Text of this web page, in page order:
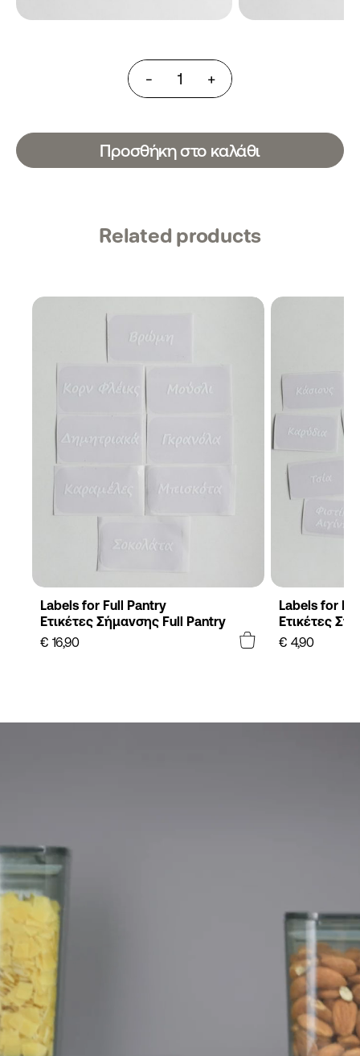
Labels
for
Vegetables
Λαχανικά
ποσότητα
- +
Προσθήκη στο καλάθι
Related products
Labels for Full Pantry
Ετικέτες Σήμανσης Full Pantry
€ 16,90
Labels for
Ετικέτες
€ 4,90